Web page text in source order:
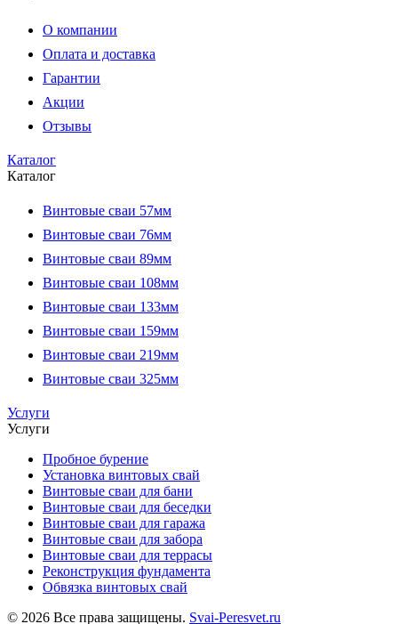
О компании
Оплата и доставка
Гарантии
Акции
Отзывы
Каталог
Каталог
Винтовые сваи 57мм
Винтовые сваи 76мм
Винтовые сваи 89мм
Винтовые сваи 108мм
Винтовые сваи 133мм
Винтовые сваи 159мм
Винтовые сваи 219мм
Винтовые сваи 325мм
Услуги
Услуги
Пробное бурение
Установка винтовых свай
Винтовые сваи для бани
Винтовые сваи для беседки
Винтовые сваи для гаража
Винтовые сваи для забора
Винтовые сваи для террасы
Реконструкция фундамента
Обвязка винтовых свай
© 2026 Все права защищены. Svai-Peresvet.ru